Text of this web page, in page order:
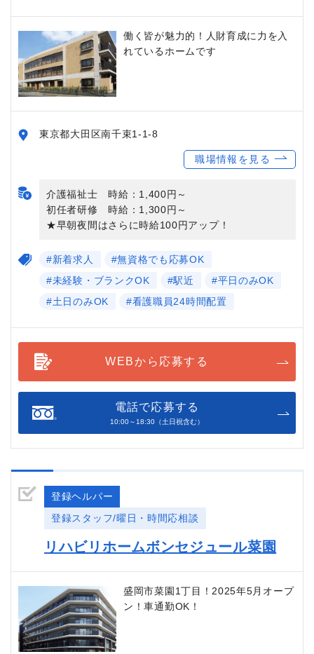
働く皆が魅力的！人財育成に力を入
れているホームです
東京都大田区南千束1-1-8
職場情報を見る
介護福祉士 時給：1,400円～
初任者研修 時給：1,300円～
★早朝夜間はさらに時給100円アップ！
#新着求人
#無資格でも応募OK
#未経験・ブランクOK
#駅近
#平日のみOK
#土日のみOK
#看護職員24時間配置
WEBから応募する
電話で応募する
10:00～18:30（土日祝含む）
登録ヘルパー
登録スタッフ/曜日・時間応相談
リハビリホームボンセジュール菜園
盛岡市菜園1丁目！2025年5月オープ
ン！車通勤OK！